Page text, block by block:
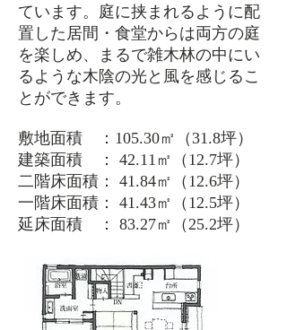
ています。庭に挟まれるように配
置した居間・食堂からは両方の庭
を楽しめ、まるで雑木林の中にい
るような木陰の光と風を感じるこ
とができます。
敷地面積 ：105.30㎡（31.8坪）
建築面積 ： 42.11㎡（12.7坪）
二階床面積： 41.84㎡（12.6坪）
一階床面積： 41.43㎡（12.5坪）
延床面積 ： 83.27㎡（25.2坪）